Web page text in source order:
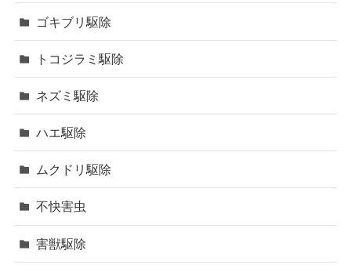
ゴキブリ駆除
トコジラミ駆除
ネズミ駆除
ハエ駆除
ムクドリ駆除
不快害虫
害獣駆除